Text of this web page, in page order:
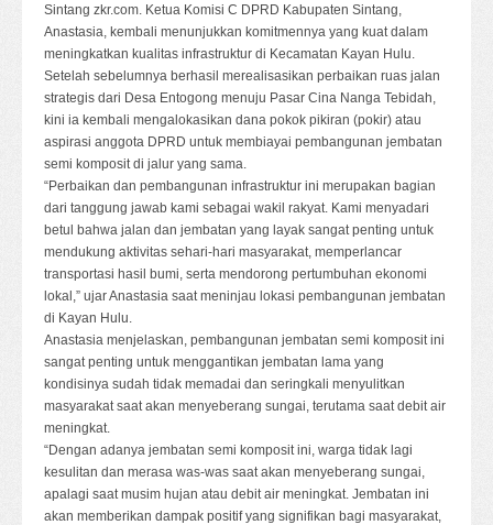
Sintang zkr.com. Ketua Komisi C DPRD Kabupaten Sintang,
Anastasia, kembali menunjukkan komitmennya yang kuat dalam
meningkatkan kualitas infrastruktur di Kecamatan Kayan Hulu.
Setelah sebelumnya berhasil merealisasikan perbaikan ruas jalan
strategis dari Desa Entogong menuju Pasar Cina Nanga Tebidah,
kini ia kembali mengalokasikan dana pokok pikiran (pokir) atau
aspirasi anggota DPRD untuk membiayai pembangunan jembatan
semi komposit di jalur yang sama.
“Perbaikan dan pembangunan infrastruktur ini merupakan bagian
dari tanggung jawab kami sebagai wakil rakyat. Kami menyadari
betul bahwa jalan dan jembatan yang layak sangat penting untuk
mendukung aktivitas sehari-hari masyarakat, memperlancar
transportasi hasil bumi, serta mendorong pertumbuhan ekonomi
lokal,” ujar Anastasia saat meninjau lokasi pembangunan jembatan
di Kayan Hulu.
Anastasia menjelaskan, pembangunan jembatan semi komposit ini
sangat penting untuk menggantikan jembatan lama yang
kondisinya sudah tidak memadai dan seringkali menyulitkan
masyarakat saat akan menyeberang sungai, terutama saat debit air
meningkat.
“Dengan adanya jembatan semi komposit ini, warga tidak lagi
kesulitan dan merasa was-was saat akan menyeberang sungai,
apalagi saat musim hujan atau debit air meningkat. Jembatan ini
akan memberikan dampak positif yang signifikan bagi masyarakat,